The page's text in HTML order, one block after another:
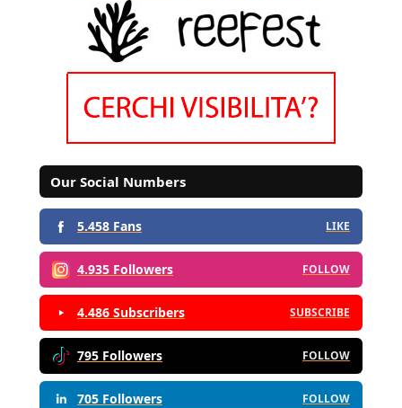
Our Social Numbers
5.458 Fans LIKE
4.935 Followers FOLLOW
4.486 Subscribers SUBSCRIBE
795 Followers FOLLOW
705 Followers FOLLOW